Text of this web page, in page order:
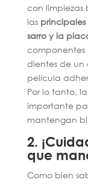
con limpiezas
las
sarro y la
componentes
dientes de
película
Por lo tanto,
importante
mantengan
2.
que
Como bien